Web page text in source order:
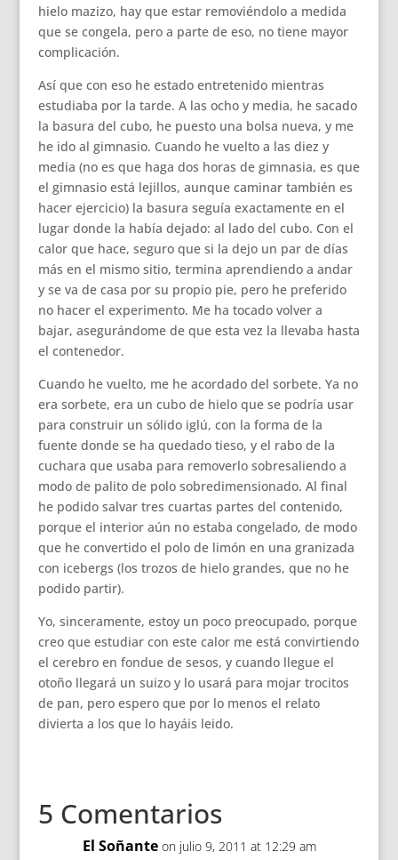
hielo mazizo, hay que estar removiéndolo a medida
que se congela, pero a parte de eso, no tiene mayor
complicación.
Así que con eso he estado entretenido mientras
estudiaba por la tarde. A las ocho y media, he sacado
la basura del cubo, he puesto una bolsa nueva, y me
he ido al gimnasio. Cuando he vuelto a las diez y
media (no es que haga dos horas de gimnasia, es que
el gimnasio está lejillos, aunque caminar también es
hacer ejercicio) la basura seguía exactamente en el
lugar donde la había dejado: al lado del cubo. Con el
calor que hace, seguro que si la dejo un par de días
más en el mismo sitio, termina aprendiendo a andar
y se va de casa por su propio pie, pero he preferido
no hacer el experimento. Me ha tocado volver a
bajar, asegurándome de que esta vez la llevaba hasta
el contenedor.
Cuando he vuelto, me he acordado del sorbete. Ya no
era sorbete, era un cubo de hielo que se podría usar
para construir un sólido iglú, con la forma de la
fuente donde se ha quedado tieso, y el rabo de la
cuchara que usaba para removerlo sobresaliendo a
modo de palito de polo sobredimensionado. Al final
he podido salvar tres cuartas partes del contenido,
porque el interior aún no estaba congelado, de modo
que he convertido el polo de limón en una granizada
con icebergs (los trozos de hielo grandes, que no he
podido partir).
Yo, sinceramente, estoy un poco preocupado, porque
creo que estudiar con este calor me está convirtiendo
el cerebro en fondue de sesos, y cuando llegue el
otoño llegará un suizo y lo usará para mojar trocitos
de pan, pero espero que por lo menos el relato
divierta a los que lo hayáis leido.
5 Comentarios
El Soñante on julio 9, 2011 at 12:29 am